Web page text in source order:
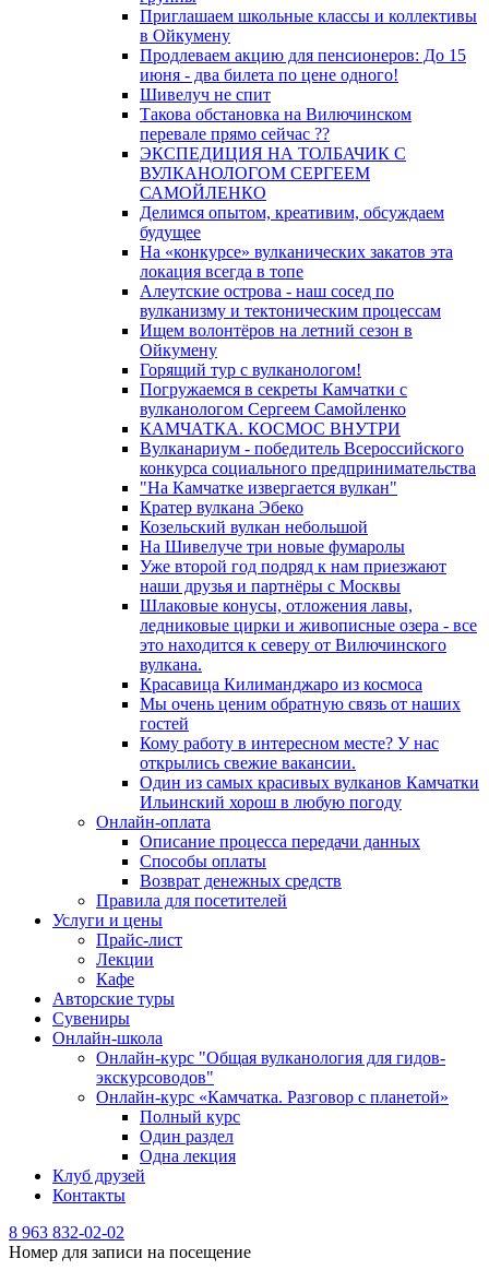
Приглашаем школьные классы и коллективы
в Ойкумену
Продлеваем акцию для пенсионеров: До 15
июня - два билета по цене одного!
Шивелуч не спит
Такова обстановка на Вилючинском
перевале прямо сейчас ??
ЭКСПЕДИЦИЯ НА ТОЛБАЧИК С
ВУЛКАНОЛОГОМ СЕРГЕЕМ
САМОЙЛЕНКО
Делимся опытом, креативим, обсуждаем
будущее
На «конкурсе» вулканических закатов эта
локация всегда в топе
Алеутские острова - наш сосед по
вулканизму и тектоническим процессам
Ищем волонтёров на летний сезон в
Ойкумену
Горящий тур с вулканологом!
Погружаемся в секреты Камчатки с
вулканологом Сергеем Самойленко
КАМЧАТКА. КОСМОС ВНУТРИ
Вулканариум - победитель Всероссийского
конкурса социального предпринимательства
"На Камчатке извергается вулкан"
Кратер вулкана Эбеко
Козельский вулкан небольшой
На Шивелуче три новые фумаролы
Уже второй год подряд к нам приезжают
наши друзья и партнёры с Москвы
Шлаковые конусы, отложения лавы,
ледниковые цирки и живописные озера - все
это находится к северу от Вилючинского
вулкана.
Красавица Килиманджаро из космоса
Мы очень ценим обратную связь от наших
гостей
Кому работу в интересном месте? У нас
открылись свежие вакансии.
Один из самых красивых вулканов Камчатки
Ильинский хорош в любую погоду
Онлайн-оплата
Описание процесса передачи данных
Способы оплаты
Возврат денежных средств
Правила для посетителей
Услуги и цены
Прайс-лист
Лекции
Кафе
Авторские туры
Сувениры
Онлайн-школа
Онлайн-курс "Общая вулканология для гидов-
экскурсоводов"
Онлайн-курс «Камчатка. Разговор с планетой»
Полный курс
Один раздел
Одна лекция
Клуб друзей
Контакты
8 963 832-02-02
Номер для записи на посещение